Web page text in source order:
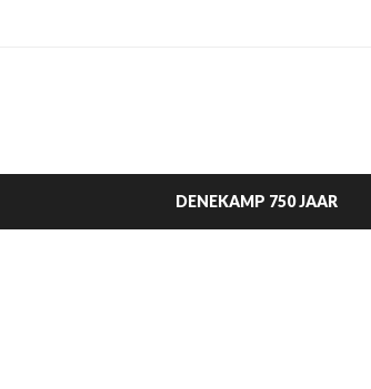
DENEKAMP 750 JAAR